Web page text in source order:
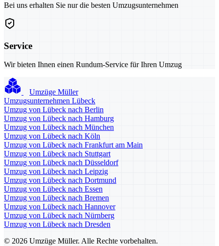
Bei uns erhalten Sie nur die besten Umzugsunternehmen
Service
Wir bieten Ihnen einen Rundum-Service für Ihren Umzug
Umzüge Müller
Umzugsunternehmen Lübeck
Umzug von Lübeck nach Berlin
Umzug von Lübeck nach Hamburg
Umzug von Lübeck nach München
Umzug von Lübeck nach Köln
Umzug von Lübeck nach Frankfurt am Main
Umzug von Lübeck nach Stuttgart
Umzug von Lübeck nach Düsseldorf
Umzug von Lübeck nach Leipzig
Umzug von Lübeck nach Dortmund
Umzug von Lübeck nach Essen
Umzug von Lübeck nach Bremen
Umzug von Lübeck nach Hannover
Umzug von Lübeck nach Nürnberg
Umzug von Lübeck nach Dresden
© 2026 Umzüge Müller. Alle Rechte vorbehalten.